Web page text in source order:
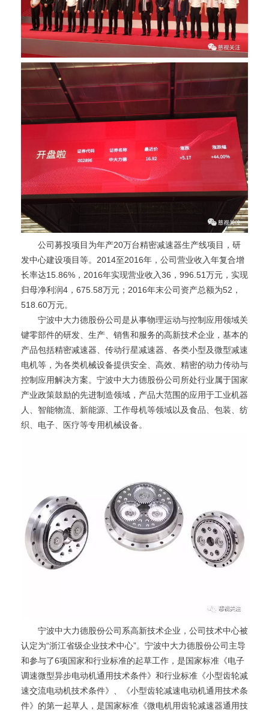
公司募投项目为年产20万台精密减速器生产线项目，研
发中心建设项目等。2014至2016年，公司营业收入年复合增
长率达15.86%，2016年实现营业收入36，996.51万元，实现
归母净利润4，675.58万元；2016年末公司资产总额为52，
518.60万元。
宁波中大力德股份公司是从事物理运动与控制应用领域关
键零部件的研发、生产、销售和服务的高新技术企业，基本的
产品包括精密减速器、传动行星减速器、各类小型及微型减速
电机等，为各类机械设备提供安全、高效、精密的动力传动与
控制应用解决方案。宁波中大力德股份公司所处行业属于国家
产业政策鼓励的先进制造领域，产品大范围的应用于工业机器
人、智能物流、新能源、工作母机等领域以及食品、包装、纺
织、电子、医疗等专用机械设备。
宁波中大力德股份公司系高新技术企业，公司技术中心被
认定为“浙江省级企业技术中心”。宁波中大力德股份公司主导
和参与了6项国家和行业标准的起草工作，是国家标准《电子
调速微型异步电动机通用技术条件》和行业标准《小型齿轮减
速交流电动机技术条件》、《小型齿轮减速电动机通用技术条
件》的第一起草人，是国家标准《微电机用齿轮减速器通用技